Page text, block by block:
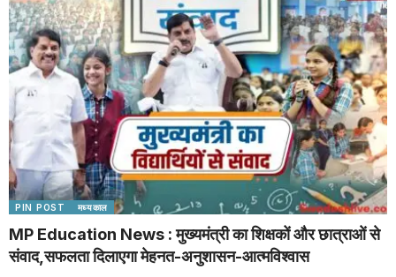
PIN POST मध्यकाल
MP Education News : मुख्यमंत्री का शिक्षकों और छात्राओं से
संवाद,सफलता दिलाएगा मेहनत-अनुशासन-आत्मविश्वास